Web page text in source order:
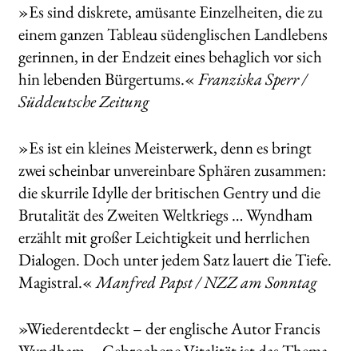
»Es sind diskrete, amüsante Einzelheiten, die zu
einem ganzen Tableau südenglischen Landlebens
gerinnen, in der Endzeit eines behaglich vor sich
hin lebenden Bürgertums.« Franziska Sperr /
Süddeutsche Zeitung
»Es ist ein kleines Meisterwerk, denn es bringt
zwei scheinbar unvereinbare Sphären zusammen:
die skurrile Idylle der britischen Gentry und die
Brutalität des Zweiten Weltkriegs … Wyndham
erzählt mit großer Leichtigkeit und herrlichen
Dialogen. Doch unter jedem Satz lauert die Tiefe.
Magistral.«Manfred Papst / NZZ am Sonntag
»Wiederentdeckt – der englische Autor Francis